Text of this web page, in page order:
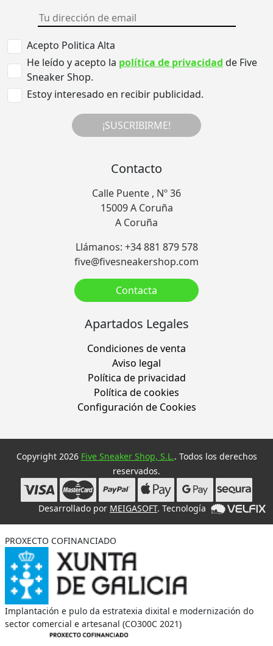
Acepto Politica Alta
He leído y acepto la política de privacidad de Five
Sneaker Shop.
Estoy interesado en recibir publicidad.
¡SUSCRIBIRME!
Contacto
Calle Puente , Nº 36
15009 A Coruña
A Coruña
Llámanos: +34 881 879 578
five@fivesneakershop.com
Contacta
Apartados Legales
Condiciones de venta
Aviso legal
Política de privacidad
Política de cookies
Configuración de Cookies
Copyright 2026 Five Sneaker Shop, S.L.. Todos los derechos
reservados.
Desarrollado por MEIGASOFT. Tecnología
PROXECTO COFINANCIADO
Implantación e pulo da estratexia dixital e modernización do
sector comercial e artesanal (CO300C 2021)